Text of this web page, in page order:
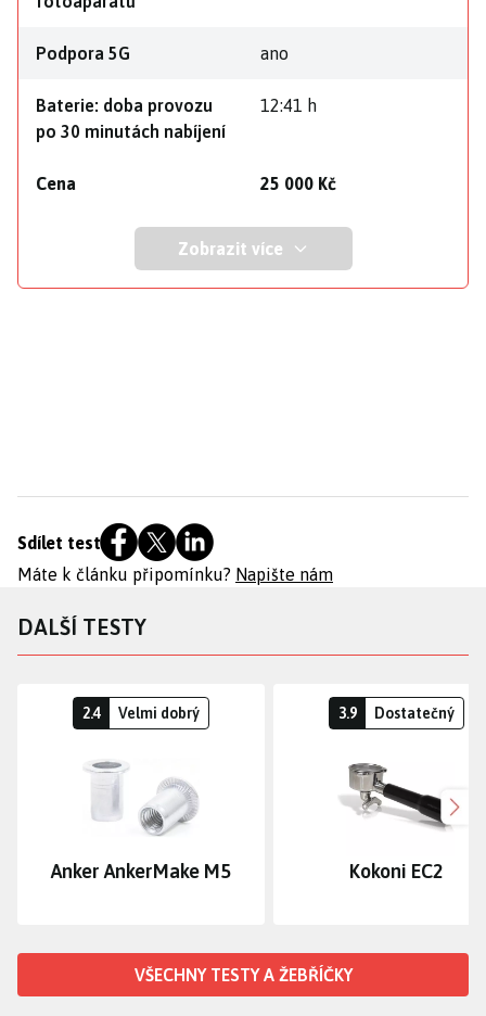
Podpora 5G ano
Baterie: doba provozu
po 30 minutách nabíjení
12:41 h
Cena 25 000 Kč
Zobrazit více
Sdílet test
Máte k článku připomínku? Napište nám
DALŠÍ TESTY
2.4 Velmi dobrý
Anker AnkerMake M5
3.9 Dostatečný
Kokoni EC2
VŠECHNY TESTY A ŽEBŘÍČKY